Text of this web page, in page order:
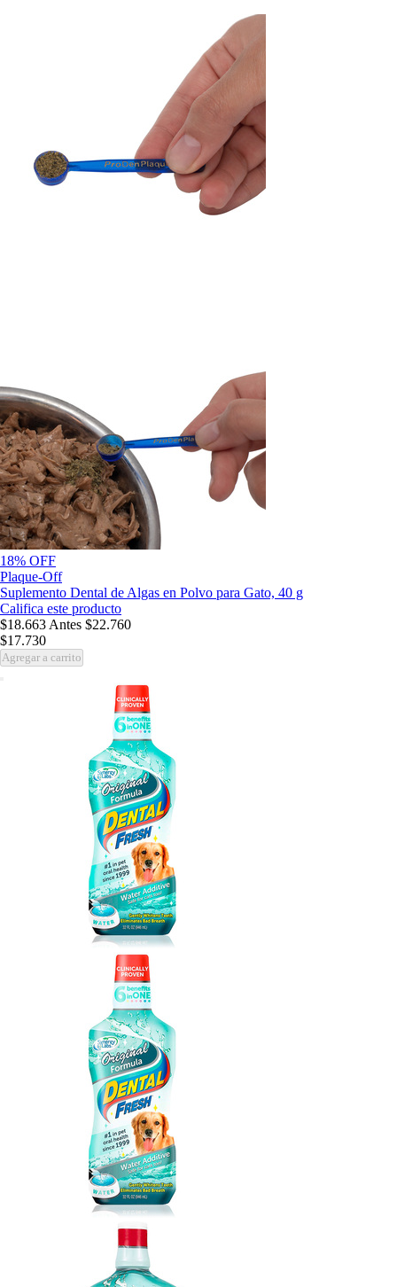
18% OFF
Plaque-Off
Suplemento Dental de Algas en Polvo para Gato, 40 g
Califica este producto
$18.663 Antes $22.760
$17.730
Agregar a carrito